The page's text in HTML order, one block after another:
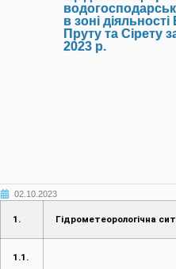
в зоні
Пруту та Сірету
2023 р.
02.10.2023
1. Гідрометеорологічна
1.1.